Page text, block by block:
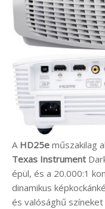
A HD25e műszakilag
Texas Instrument
épül, és a 20.000:1
dinamikus
és valósághű